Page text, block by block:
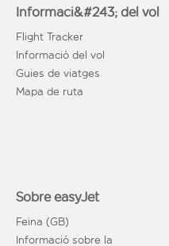
Informaci&#243; del vol
Flight Tracker
Informació del vol
Guies de viatges
Mapa de ruta
Sobre easyJet
Feina (GB)
Informació sobre la